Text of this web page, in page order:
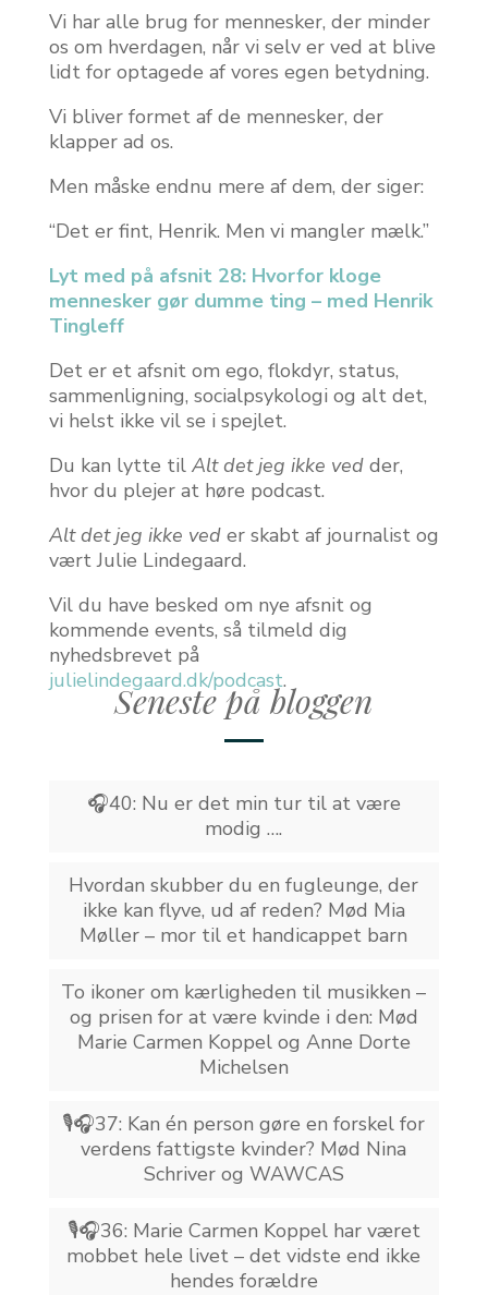
Vi har alle brug for mennesker, der minder
os om hverdagen, når vi selv er ved at blive
lidt for optagede af vores egen betydning.
Vi bliver formet af de mennesker, der
klapper ad os.
Men måske endnu mere af dem, der siger:
“Det er fint, Henrik. Men vi mangler mælk.”
Lyt med på afsnit 28: Hvorfor kloge
mennesker gør dumme ting – med Henrik
Tingleff
Det er et afsnit om ego, flokdyr, status,
sammenligning, socialpsykologi og alt det,
vi helst ikke vil se i spejlet.
Du kan lytte til Alt det jeg ikke vedder,
hvor du plejer at høre podcast.
Alt det jeg ikke veder skabt af journalist og
vært Julie Lindegaard.
Vil du have besked om nye afsnit og
kommende events, så tilmeld dig
nyhedsbrevet på
julielindegaard.dk/podcast.
Seneste på bloggen
🎧40: Nu er det min tur til at være
modig ….
Hvordan skubber du en fugleunge, der
ikke kan flyve, ud af reden? Mød Mia
Møller – mor til et handicappet barn
To ikoner om kærligheden til musikken –
og prisen for at være kvinde i den: Mød
Marie Carmen Koppel og Anne Dorte
Michelsen
🎙️🎧37: Kan én person gøre en forskel for
verdens fattigste kvinder? Mød Nina
Schriver og WAWCAS
🎙️🎧36: Marie Carmen Koppel har været
mobbet hele livet – det vidste end ikke
hendes forældre